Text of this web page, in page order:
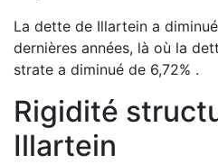
La dette de Illartein a
dernières années, là où la
strate a diminué de 6,72% .
Rigidité
Illartein